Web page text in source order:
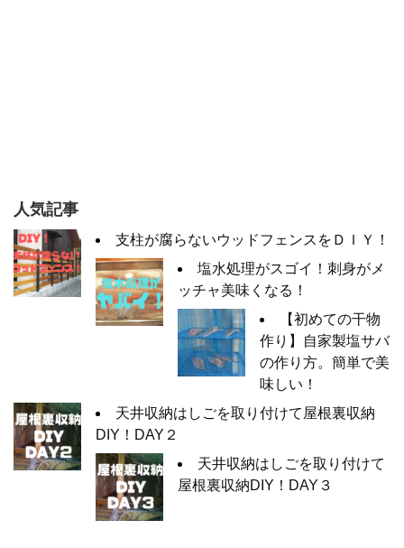
人気記事
支柱が腐らないウッドフェンスをＤＩＹ！
塩水処理がスゴイ！刺身がメ
ッチャ美味くなる！
【初めての干物
作り】自家製塩サバ
の作り方。簡単で美
味しい！
天井収納はしごを取り付けて屋根裏収納
DIY！DAY２
天井収納はしごを取り付けて
屋根裏収納DIY！DAY３